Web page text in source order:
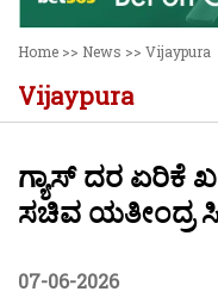
Home >> News >> Vijaypura
Vijaypura
ಗ್ಯಾಸ್ ದರ ಏರಿಕೆ
ಸಚಿವ ಯತೀಂದ್ರ
07-06-2026